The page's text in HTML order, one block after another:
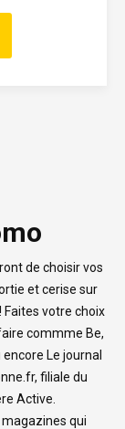
de choisir vos
et cerise sur
Faites votre choix
commme Be,
Le journal
filiale du
Active.
qui